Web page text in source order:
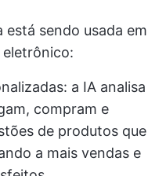
está sendo usada em
a IA analisa
compram e
de produtos que
a mais vendas e